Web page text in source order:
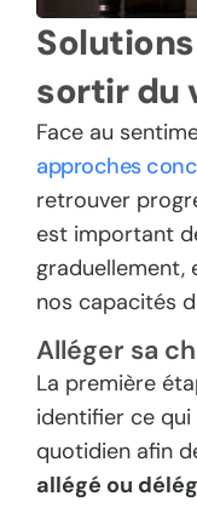
sortir du
Face au
approches
retrouver
est important
nos capacités
Alléger sa
La première
identifier ce
quotidien afin
allégé ou